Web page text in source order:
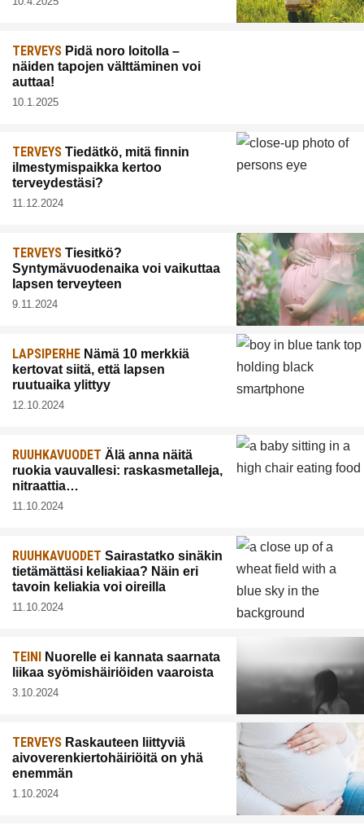
TERVEYS Pidä noro loitolla –
näiden tapojen välttäminen voi
auttaa!
10.1.2025
TERVEYS Tiedätkö, mitä finnin
ilmestymispaikka kertoo
terveydestäsi?
11.12.2024
TERVEYS Tiesitkö?
Syntymävuodenaika voi vaikuttaa
lapsen terveyteen
9.11.2024
LAPSIPERHE Nämä 10 merkkiä
kertovat siitä, että lapsen
ruutuaika ylittyy
12.10.2024
RUUHKAVUODET Älä anna näitä
ruokia vauvallesi: raskasmetalleja,
nitraattia…
11.10.2024
RUUHKAVUODET Sairastatko sinäkin
tietämättäsi keliakiaa? Näin eri
tavoin keliakia voi oireilla
11.10.2024
TEINI
Nuorelle ei kannata saarnata
liikaa syömishäiriöiden vaaroista
3.10.2024
TERVEYS Raskauteen liittyviä
aivoverenkiertohäiriöitä on yhä
enemmän
1.10.2024